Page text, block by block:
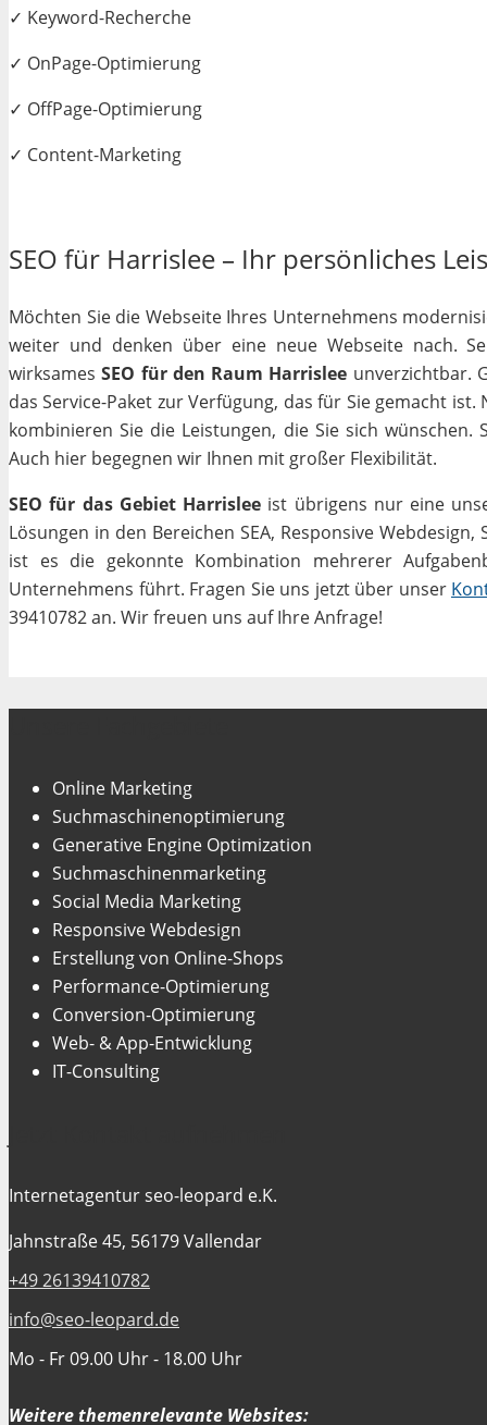
✓ Keyword-Recherche
✓ OnPage-Optimierung
✓ OffPage-Optimierung
✓ Content-Marketing
SEO für Harrislee – Ihr persönliches
Möchten Sie die Webseite Ihres Unternehmens
weiter und denken über eine neue Webseite nach.
wirksamesSEO für den Raum Harrislee unverzichtbar.
das Service-Paket zur Verfügung, das für Sie gemacht
kombinieren Sie die Leistungen, die Sie sich wünschen.
Auch hier begegnen wir Ihnen mit großer Flexibilität.
SEO für das Gebiet Harrislee ist übrigens nur eine
Lösungen in den Bereichen SEA, Responsive
ist es die gekonnte Kombination mehrerer
Unternehmens führt. Fragen Sie uns jetzt über unser
39410782 an. Wir freuen uns auf Ihre Anfrage!
Online Marketing
Suchmaschinenoptimierung
Generative Engine Optimization
Suchmaschinenmarketing
Social Media Marketing
Responsive Webdesign
Erstellung von Online-Shops
Performance-Optimierung
Conversion-Optimierung
Web- & App-Entwicklung
IT-Consulting
Internetagentur seo-leopard e.K.
Jahnstraße 45, 56179 Vallendar
+49 26139410782
info@seo-leopard.de
Mo - Fr 09.00 Uhr - 18.00 Uhr
Weitere themenrelevante Websites: